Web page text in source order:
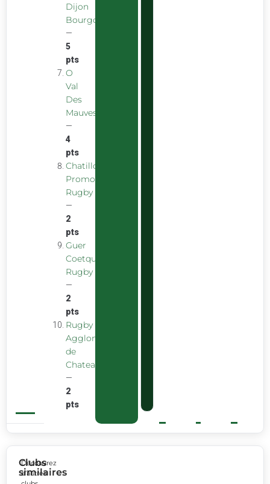
Dijon
Bourgogne
—
5
pts
O
Val
Des
Mauves
—
4
pts
Chatillon
Promotion
Rugby
—
2
pts
Guer
Coetquidan
Rugby
—
2
pts
Rugby
Agglomeration
de
Chateaubourg
—
2
pts
Clubs
similaires
Découvrez
d’autres